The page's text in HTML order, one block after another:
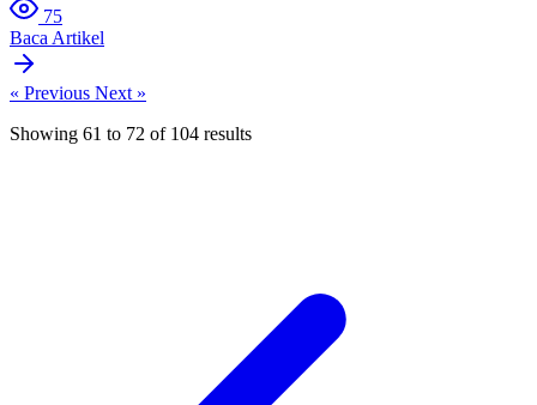
75
Baca Artikel
« Previous Next »
Showing 61 to 72 of 104 results